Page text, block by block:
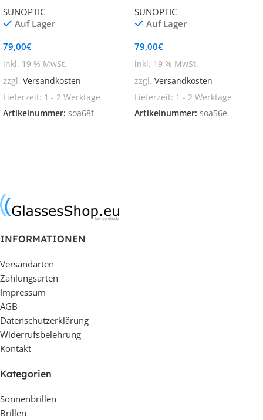
SUNOPTIC
Auf Lager
79,00€
inkl. 19 % MwSt.
zzgl. Versandkosten
Lieferzeit: 1 - 2 Werktage
Artikelnummer: soa68f
SUNOPTIC
Auf Lager
79,00€
inkl. 19 % MwSt.
zzgl. Versandkosten
Lieferzeit: 1 - 2 Werktage
Artikelnummer: soa56e
INFORMATIONEN
Versandarten
Zahlungsarten
Impressum
AGB
Datenschutzerklärung
Widerrufsbelehrung
Kontakt
Kategorien
Sonnenbrillen
Brillen